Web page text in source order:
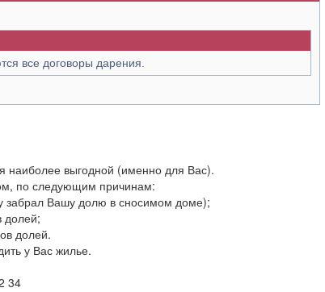
все договоры дарения.
наиболее выгодной (именно для Вас).
по следующим причинам:
забрал Вашу долю в сносимом доме);
долей;
долей.
у Вас жилье.
34